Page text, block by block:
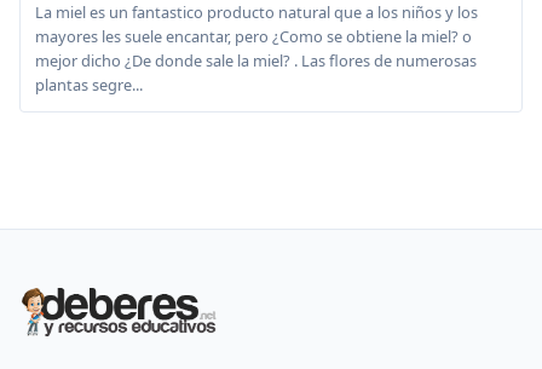
La miel es un fantastico producto natural que a los niños y los
mayores les suele encantar, pero ¿Como se obtiene la miel? o
mejor dicho ¿De donde sale la miel? . Las flores de numerosas
plantas segre...